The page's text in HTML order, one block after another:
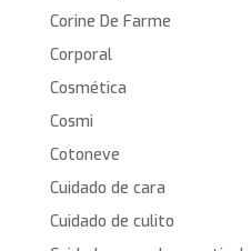
Corine De Farme
Corporal
Cosmética
Cosmi
Cotoneve
Cuidado de cara
Cuidado de culito